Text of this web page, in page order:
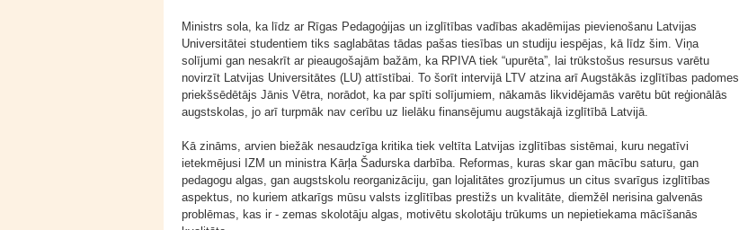
Ministrs sola, ka līdz ar Rīgas Pedagoģijas un izglītības vadības akadēmijas pievienošanu Latvijas
Universitātei studentiem tiks saglabātas tādas pašas tiesības un studiju iespējas, kā līdz šim. Viņa
solījumi gan nesakrīt ar pieaugošajām bažām, ka RPIVA tiek “upurēta”, lai trūkstošus resursus varētu
novirzīt Latvijas Universitātes (LU) attīstībai. To šorīt intervijā LTV atzina arī Augstākās izglītības padomes
priekšsēdētājs Jānis Vētra, norādot, ka par spīti solījumiem, nākamās likvidējamās varētu būt reģionālās
augstskolas, jo arī turpmāk nav cerību uz lielāku finansējumu augstākajā izglītībā Latvijā.
Kā zināms, arvien biežāk nesaudzīga kritika tiek veltīta Latvijas izglītības sistēmai, kuru negatīvi
ietekmējusi IZM un ministra Kārļa Šadurska darbība. Reformas, kuras skar gan mācību saturu, gan
pedagogu algas, gan augstskolu reorganizāciju, gan lojalitātes grozījumus un citus svarīgus izglītības
aspektus, no kuriem atkarīgs mūsu valsts izglītības prestižs un kvalitāte, diemžēl nerisina galvenās
problēmas, kas ir - zemas skolotāju algas, motivētu skolotāju trūkums un nepietiekama mācīšanās